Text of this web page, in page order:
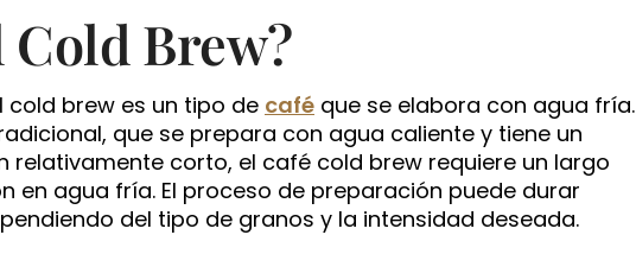
Cold Brew?
cold brew es un tipo de café que se elabora con agua fría.
que se prepara con agua caliente y tiene un
relativamente corto, el café cold brew requiere un largo
en agua fría. El proceso de preparación puede durar
del tipo de granos y la intensidad deseada.